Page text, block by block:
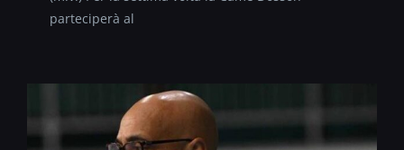
parteciperà al